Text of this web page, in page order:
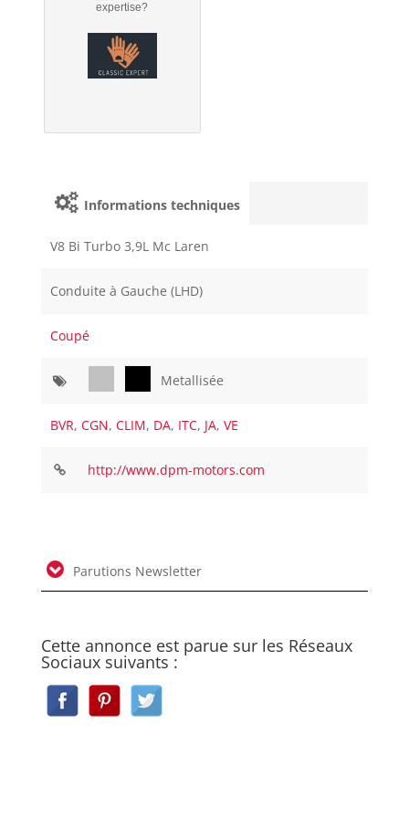
expertise?
Informations techniques
V8 Bi Turbo 3,9L Mc Laren
Conduite à Gauche (LHD)
Coupé
Metallisée
BVR,CGN,CLIM, DA, ITC, JA,VE
http://www.dpm-motors.com
Parutions Newsletter
Cette annonce est parue sur les Réseaux
Sociaux suivants :